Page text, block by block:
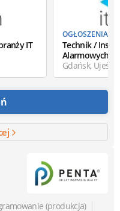
biura w branży IT
OGŁOSZENIA:
Technik /
Alarmowych
Gdańsk,
(produkcja) |